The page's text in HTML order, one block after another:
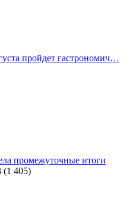
пройдет гастрономич…
промежуточные итоги
(1 405)